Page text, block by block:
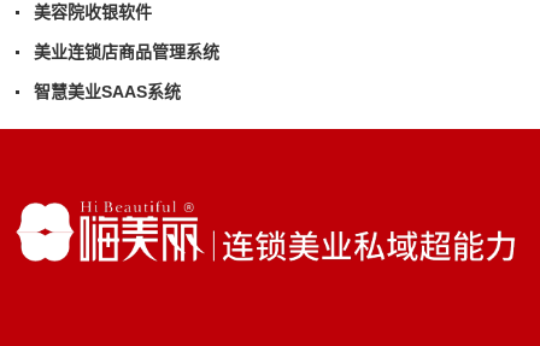
美容院收银软件
美业连锁店商品管理系统
智慧美业SAAS系统